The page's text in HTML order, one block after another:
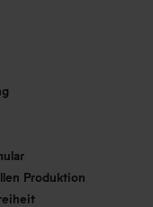
Produktion